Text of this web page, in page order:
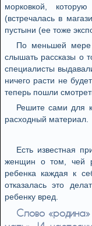
морковкой,
(встречалась в
пустыни (ее тоже
По меньшей мере
слышать рассказы о
специалисты
ничего расти не
теперь пошли
Решите сами для
расходный материал.
Есть известная
женщин о том, чей
ребенка каждая к
отказалась это
ребенку вред.
Слово